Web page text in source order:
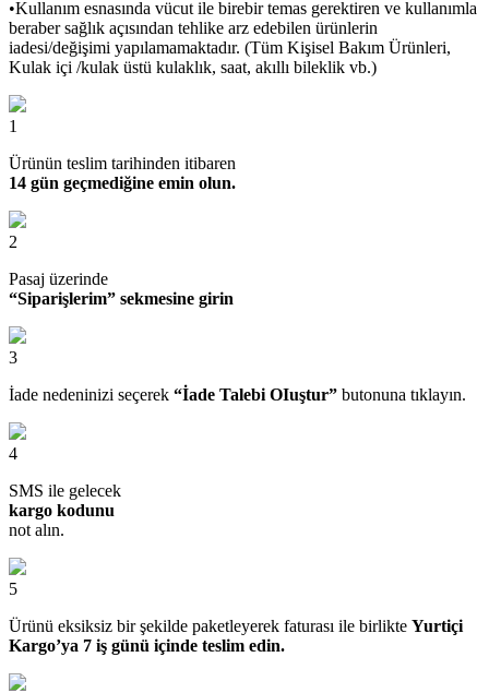
•Kullanım esnasında vücut ile birebir temas gerektiren ve kullanımla
beraber sağlık açısından tehlike arz edebilen ürünlerin
iadesi/değişimi yapılamamaktadır. (Tüm Kişisel Bakım Ürünleri,
Kulak içi /kulak üstü kulaklık, saat, akıllı bileklik vb.)
1
Ürünün teslim tarihinden itibaren
14 gün geçmediğine emin olun.
2
Pasaj üzerinde
“Siparişlerim” sekmesine girin
3
İade nedeninizi seçerek “İade Talebi OIuştur” butonuna tıklayın.
4
SMS ile gelecek
kargo kodunu
not alın.
5
Ürünü eksiksiz bir şekilde paketleyerek faturası ile birlikte Yurtiçi
Kargo’ya 7 iş günü içinde teslim edin.